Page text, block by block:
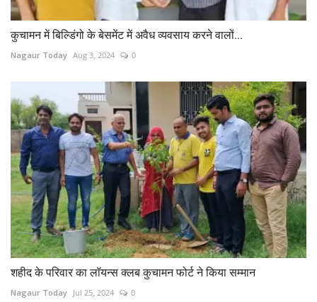
कुचामन में बिल्डिंगो के बेसमेंट में अवैध व्यवसाय करने वालों...
Nagaur Today Aug 3, 2024 0
शहीद के परिवार का लॉयन्स क्लब कुचामन फोर्ट ने किया सम्मान
Nagaur Today Jul 25, 2024 0